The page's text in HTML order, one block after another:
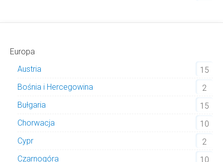
Europa
Austria
15
Bośnia i Hercegowina
2
Bułgaria
15
Chorwacja
10
Cypr
2
Czarnogóra
10